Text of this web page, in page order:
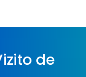
de